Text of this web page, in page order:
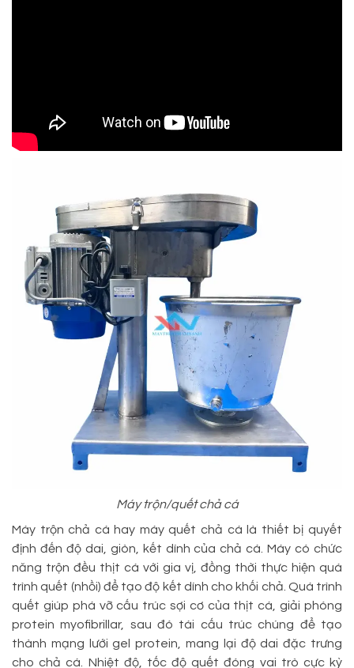
Máy trộn/quết chả cá
Máy trộn chả cá hay máy quết chả cá là thiết bị quyết
định đến độ dai, giòn, kết dính của chả cá. Máy có chức
năng trộn đều thịt cá với gia vị, đồng thời thực hiện quá
trình quết (nhồi) để tạo độ kết dính cho khối chả. Quá trình
quết giúp phá vỡ cấu trúc sợi cơ của thịt cá, giải phóng
protein myofibrillar, sau đó tái cấu trúc chúng để tạo
thành mạng lưới gel protein, mang lại độ dai đặc trưng
cho chả cá. Nhiệt độ, tốc độ quết đóng vai trò cực kỳ